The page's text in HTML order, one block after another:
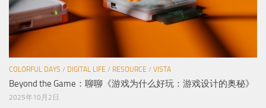
COLORFUL DAYS / DIGITAL LIFE / RESOURCE / VISTA
Beyond the Game：聊聊《游戏为什么好玩：游戏设计的奥秘》
2025年10月2日